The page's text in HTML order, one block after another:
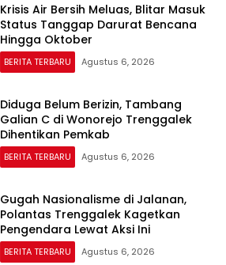
Krisis Air Bersih Meluas, Blitar Masuk
Status Tanggap Darurat Bencana
Hingga Oktober
BERITA TERBARU Agustus 6, 2026
Diduga Belum Berizin, Tambang
Galian C di Wonorejo Trenggalek
Dihentikan Pemkab
BERITA TERBARU Agustus 6, 2026
Gugah Nasionalisme di Jalanan,
Polantas Trenggalek Kagetkan
Pengendara Lewat Aksi Ini
BERITA TERBARU Agustus 6, 2026